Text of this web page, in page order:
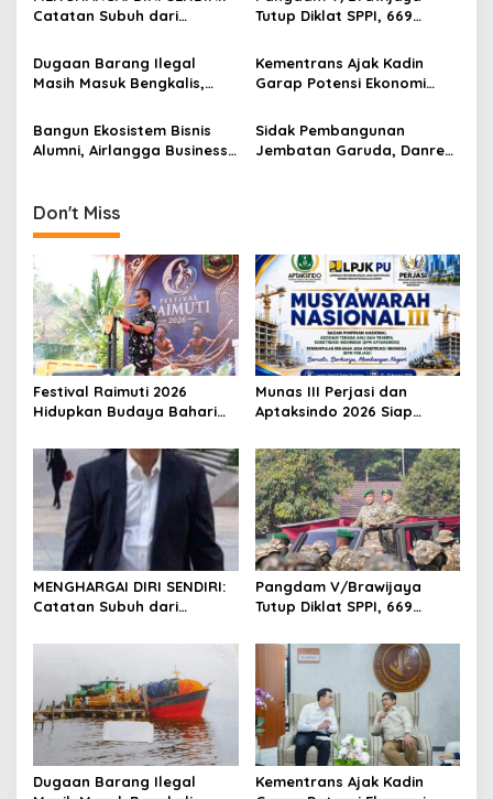
a
i
o
n
Catatan Subuh dari
Jawa
Tutup Diklat SPPI, 669
Penggerak Ekonomi Desa
Dugaan Barang Ilegal
Masih Masuk Bengkalis,
Pengawasan Menguat
Kementrans Ajak Kadin
Garap Potensi Ekonomi
Bangun Ekosistem Bisnis
Alumni, Airlangga Business
Surabaya
Sidak Pembangunan
Jembatan Garuda, Danrem
Don't Miss
Festival Raimuti 2026
Hidupkan Budaya Bahari
Munas III Perjasi dan
Aptaksindo 2026 Siap
Provinsi Akan Hadir
MENGHARGAI DIRI SENDIRI:
Catatan Subuh dari
Jawa
Pangdam V/Brawijaya
Tutup Diklat SPPI, 669
Penggerak Ekonomi Desa
Dugaan Barang Ilegal
Kementrans Ajak Kadin